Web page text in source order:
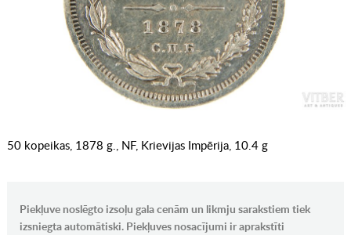
50 kopeikas, 1878 g., NF, Krievijas Impērija, 10.4 g
Piekļuve noslēgto izsoļu gala cenām un likmju sarakstiem tiek
izsniegta automātiski. Piekļuves nosacījumi ir aprakstīti